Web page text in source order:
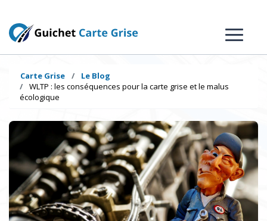
Carte Grise
Le Blog
WLTP : les conséquences pour la carte grise et le malus
écologique